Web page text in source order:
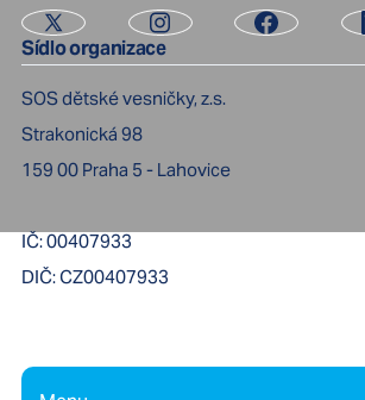
Sídlo organizace
SOS dětské vesničky, z.s.
Strakonická 98
159 00 Praha 5 - Lahovice
IČ:00407933
DIČ:CZ00407933